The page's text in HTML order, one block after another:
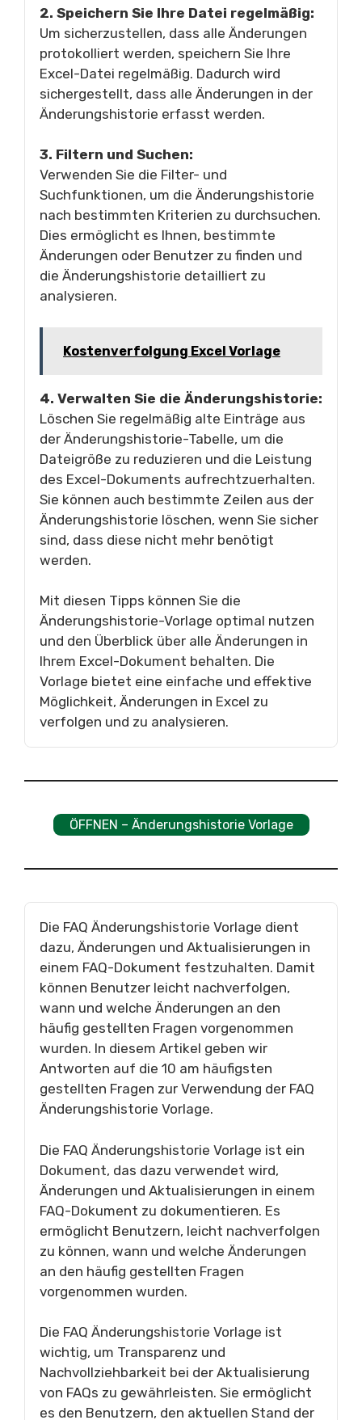
2. Speichern Sie Ihre Datei regelmäßig:
Um sicherzustellen, dass alle Änderungen
protokolliert werden, speichern Sie Ihre
Excel-Datei regelmäßig. Dadurch wird
sichergestellt, dass alle Änderungen in der
Änderungshistorie erfasst werden.
3. Filtern und Suchen:
Verwenden Sie die Filter- und
Suchfunktionen, um die Änderungshistorie
nach bestimmten Kriterien zu durchsuchen.
Dies ermöglicht es Ihnen, bestimmte
Änderungen oder Benutzer zu finden und
die Änderungshistorie detailliert zu
analysieren.
Kostenverfolgung Excel Vorlage
4. Verwalten Sie die Änderungshistorie:
Löschen Sie regelmäßig alte Einträge aus
der Änderungshistorie-Tabelle, um die
Dateigröße zu reduzieren und die Leistung
des Excel-Dokuments aufrechtzuerhalten.
Sie können auch bestimmte Zeilen aus der
Änderungshistorie löschen, wenn Sie sicher
sind, dass diese nicht mehr benötigt
werden.
Mit diesen Tipps können Sie die
Änderungshistorie-Vorlage optimal nutzen
und den Überblick über alle Änderungen in
Ihrem Excel-Dokument behalten. Die
Vorlage bietet eine einfache und effektive
Möglichkeit, Änderungen in Excel zu
verfolgen und zu analysieren.
ÖFFNEN – Änderungshistorie Vorlage
Die FAQ Änderungshistorie Vorlage dient
dazu, Änderungen und Aktualisierungen in
einem FAQ-Dokument festzuhalten. Damit
können Benutzer leicht nachverfolgen,
wann und welche Änderungen an den
häufig gestellten Fragen vorgenommen
wurden. In diesem Artikel geben wir
Antworten auf die 10 am häufigsten
gestellten Fragen zur Verwendung der FAQ
Änderungshistorie Vorlage.
Die FAQ Änderungshistorie Vorlage ist ein
Dokument, das dazu verwendet wird,
Änderungen und Aktualisierungen in einem
FAQ-Dokument zu dokumentieren. Es
ermöglicht Benutzern, leicht nachverfolgen
zu können, wann und welche Änderungen
an den häufig gestellten Fragen
vorgenommen wurden.
Die FAQ Änderungshistorie Vorlage ist
wichtig, um Transparenz und
Nachvollziehbarkeit bei der Aktualisierung
von FAQs zu gewährleisten. Sie ermöglicht
es den Benutzern, den aktuellen Stand der